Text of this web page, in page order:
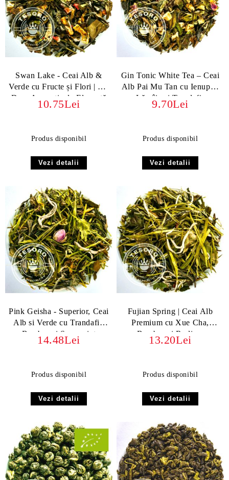
Swan Lake - Ceai Alb &
Verde cu Fructe și Flori | Un
Dans Aromatic de Eleganță
10.75Lei
Produs disponibil
Vezi detalii
Gin Tonic White Tea – Ceai
Alb Pai Mu Tan cu Ienupăr,
Lămâie și Trandafir
9.70Lei
Produs disponibil
Vezi detalii
Pink Geisha - Superior, Ceai
Alb si Verde cu Trandafir,
Bambus și Spearmint
14.48Lei
Produs disponibil
Vezi detalii
Fujian Spring | Ceai Alb
Premium cu Xue Cha,
Bambus și Rodie –
Prospețimea Naturii
13.20Lei
Produs disponibil
Vezi detalii